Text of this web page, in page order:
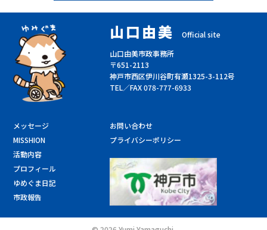
山口由美
Official site
山口由美市政事務所
〒651-2113
神戸市西区伊川谷町有瀬1325-3-112号
TEL／FAX 078-777-6933
メッセージ
MISSHION
活動内容
プロフィール
ゆめぐま日記
市政報告
お問い合わせ
プライバシーポリシー